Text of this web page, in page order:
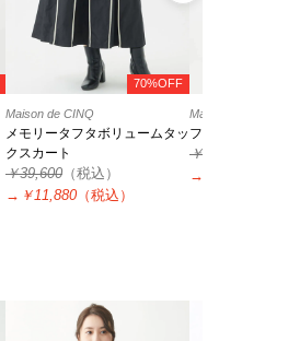
70%OFF
Maison de CINQ
メモリータフタボリュームタッ
クスカート
￥39,600 （税込）
→ ￥11,880 （税込）
Maison de CINQ
フローラルプリ
￥64,900
→